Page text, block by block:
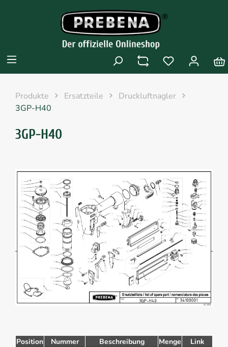
Produkte Ersatzteile
Druckluftnagler
3GP-H40
3GP-H40
Position Nummer Beschreibung Menge
Link